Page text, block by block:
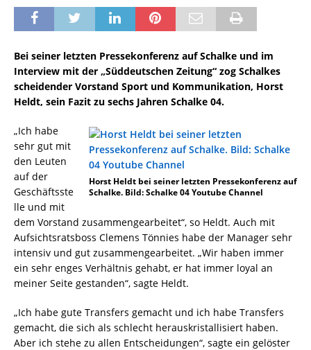
Bei seiner letzten Pressekonferenz auf Schalke und im
Interview mit der „Süddeutschen Zeitung“ zog Schalkes
scheidender Vorstand Sport und Kommunikation, Horst
Heldt, sein Fazit zu sechs Jahren Schalke 04.
Horst Heldt bei seiner letzten Pressekonferenz auf
Schalke. Bild: Schalke 04 Youtube Channel
„Ich habe
sehr gut mit
den Leuten
auf der
Geschäftsste
lle und mit
dem Vorstand zusammengearbeitet“, so Heldt. Auch mit
Aufsichtsratsboss Clemens Tönnies habe der Manager sehr
intensiv und gut zusammengearbeitet. „Wir haben immer
ein sehr enges Verhältnis gehabt, er hat immer loyal an
meiner Seite gestanden“, sagte Heldt.
„Ich habe gute Transfers gemacht und ich habe Transfers
gemacht, die sich als schlecht herauskristallisiert haben.
Aber ich stehe zu allen Entscheidungen“, sagte ein gelöster